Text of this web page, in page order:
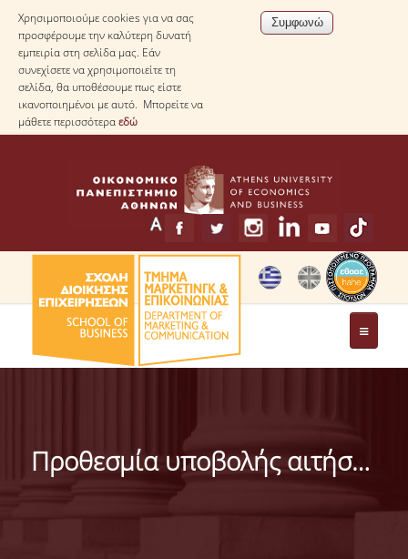
Χρησιμοποιούμε cookies για να σας
προσφέρουμε την καλύτερη δυνατή
εμπειρία στη σελίδα μας. Εάν
συνεχίσετε να χρησιμοποιείτε τη
σελίδα, θα υποθέσουμε πως είστε
ικανοποιημένοι με αυτό. Μπορείτε να
μάθετε περισσότεραεδώ
ΤΟ ΤΜΗΜΑ
ΜΑΡΚΕΤΙΝΓΚ & ΕΠΙΚΟΙΝΩΝΙΑ
ΟΡΑΜΑ, ΑΠΟΣΤΟΛΗ, ΑΞΙΕΣ, ΙΣΤΟΡΙΑ ΤΟΥ
Προθεσμία υποβολής αιτήσεων πτυχίου